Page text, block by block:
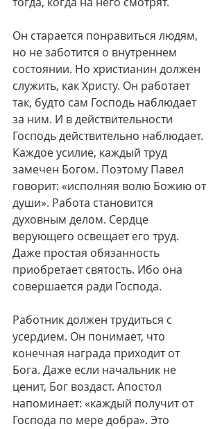
Он старается понравиться людям,
но не заботится о внутреннем
состоянии. Но христианин должен
служить, как Христу. Он работает
так, будто сам Господь наблюдает
за ним. И в действительности
Господь действительно наблюдает.
Каждое усилие, каждый труд
замечен Богом. Поэтому Павел
говорит: «исполняя волю Божию от
души». Работа становится
духовным делом. Сердце
верующего освещает его труд.
Даже простая обязанность
приобретает святость. Ибо она
совершается ради Господа.
Работник должен трудиться с
усердием. Он понимает, что
конечная награда приходит от
Бога. Даже если начальник не
ценит, Бог воздаст. Апостол
напоминает: «каждый получит от
Господа по мере добра». Это